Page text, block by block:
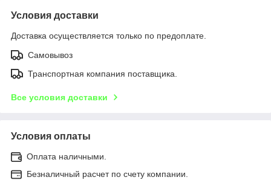
Условия доставки
Доставка осуществляется только по предоплате.
Самовывоз
Транспортная компания поставщика.
Все условия доставки
Условия оплаты
Оплата наличными.
Безналичный расчет по счету компании.